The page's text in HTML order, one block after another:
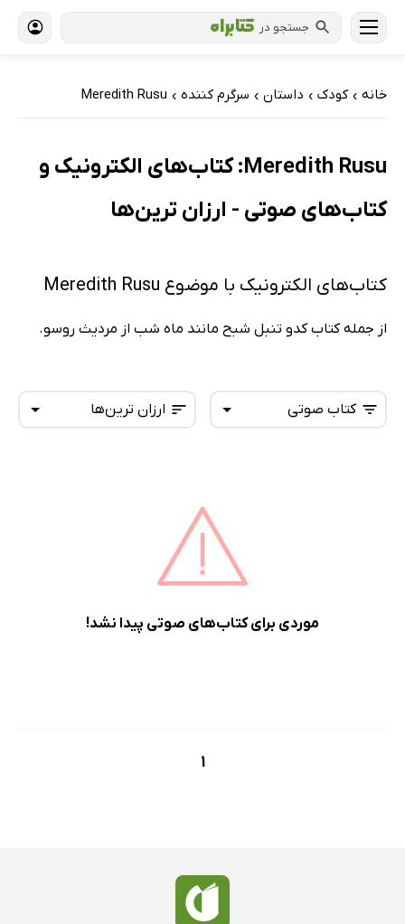
جستجو در
خانه › کودک › داستان › سرگرم کننده ›
Meredith Rusu
Meredith Rusu: کتاب‌های الکترونیک و
کتاب‌های صوتی - ارزان ترین‌ها
کتاب‌های الکترونیک با موضوع Meredith Rusu
از جمله کتاب کدو تنبل شبح مانند ماه شب از مردیث روسو.
ارزان ترین‌ها
پرفروش‌ها
پربحث‌ها
کتاب صوتی
موردی برای کتاب‌های صوتی پیدا نشد!
1